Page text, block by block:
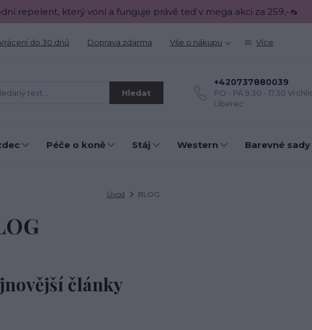
repelent, který voní a funguje právě teď v mega akci za 259,-🦟
do 30 dnů Doprava zdarma Vše o nákupu Více
Hledat
+420737880039
PO - PÁ 9.30 - 17.30
Liberec
Péče o koně Stáj Western Barevné sady
Úvod BLOG
články